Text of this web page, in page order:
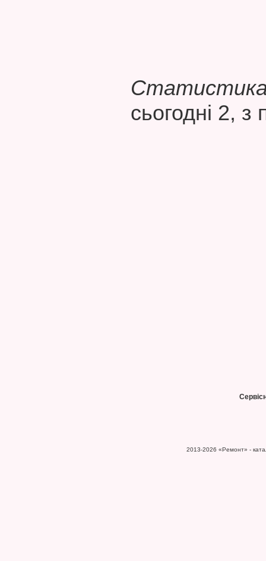
Статистика
сьогодні 2, з
2013-2026 «Ремонт» -